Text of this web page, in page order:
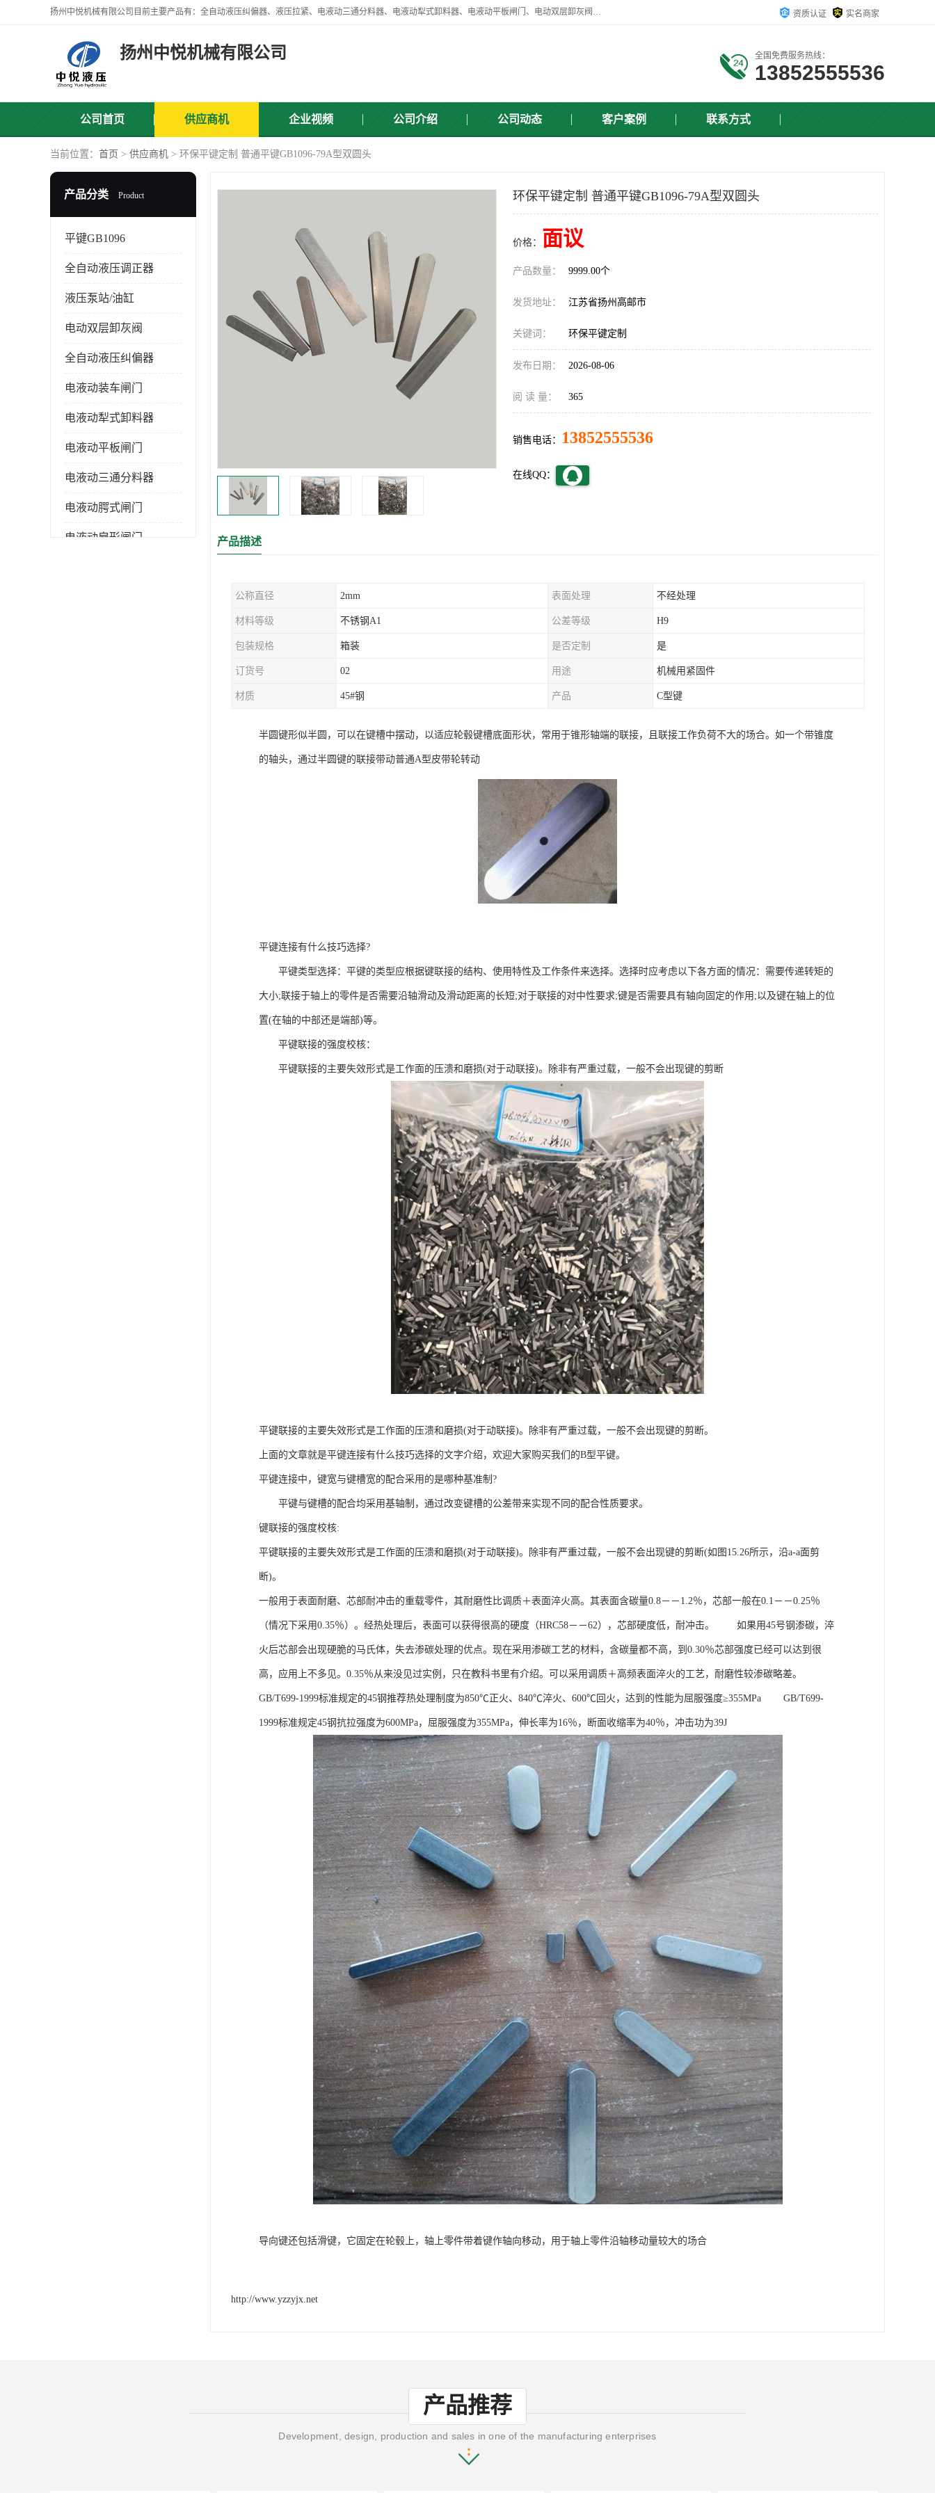
扬州中悦机械有限公司目前主要产品有：全自动液压纠偏器、液压拉紧、电液动三通分料器、电液动犁式卸料器、电液动平板闸门、电动双层卸灰阀、标准件、紧固件、液压泵站、新型电液推杆、皮带全自动液压调正器等，以及除尘通风类百余种产品系列。产品广泛适用于矿山、电力、煤矿、冶金、交通、化工、水利等行业。 资质认证 实名商家
扬州中悦机械有限公司 全国免费服务热线：
13852555536
公司首页 供应商机 企业视频 公司介绍 公司动态 客户案例 联系方式
当前位置： 首页 > 供应商机 > 环保平键定制 普通平键GB1096-79A型双圆头
产品分类 Product
平键GB1096
全自动液压调正器
液压泵站/油缸
电动双层卸灰阀
全自动液压纠偏器
电液动装车闸门
电液动犁式卸料器
电液动平板闸门
电液动三通分料器
电液动腭式闸门
电液动扇形闸门
环保平键定制 普通平键GB1096-79A型双圆头
价格： 面议
产品数量： 9999.00个
发货地址： 江苏省扬州高邮市
关键词： 环保平键定制
发布日期： 2026-08-06
阅 读 量： 365
销售电话： 13852555536
在线QQ：
产品描述
公称直径 2mm 表面处理 不经处理
材料等级 不锈钢A1 公差等级 H9
包装规格 箱装 是否定制 是
订货号 02 用途 机械用紧固件
材质 45#钢 产品 C型键
半圆键形似半圆，可以在键槽中摆动，以适应轮毂键槽底面形状，常用于锥形轴端的联接，且联接工作负荷不大的场合。如一个带锥度
的轴头，通过半圆键的联接带动普通A型皮带轮转动
平键连接有什么技巧选择?
平键类型选择：平键的类型应根据键联接的结构、使用特性及工作条件来选择。选择时应考虑以下各方面的情况：需要传递转矩的
大小;联接于轴上的零件是否需要沿轴滑动及滑动距离的长短;对于联接的对中性要求;键是否需要具有轴向固定的作用;以及键在轴上的位
置(在轴的中部还是端部)等。
平键联接的强度校核：
平键联接的主要失效形式是工作面的压溃和磨损(对于动联接)。除非有严重过载，一般不会出现键的剪断
平键联接的主要失效形式是工作面的压溃和磨损(对于动联接)。除非有严重过载，一般不会出现键的剪断。
上面的文章就是平键连接有什么技巧选择的文字介绍，欢迎大家购买我们的B型平键。
平键连接中，键宽与键槽宽的配合采用的是哪种基准制?
平键与键槽的配合均采用基轴制，通过改变键槽的公差带来实现不同的配合性质要求。
键联接的强度校核:
平键联接的主要失效形式是工作面的压溃和磨损(对于动联接)。除非有严重过载，一般不会出现键的剪断(如图15.26所示，沿a-a面剪
断)。
一般用于表面耐磨、芯部耐冲击的重载零件，其耐磨性比调质＋表面淬火高。其表面含碳量0.8－－1.2％，芯部一般在0.1－－0.25％
（情况下采用0.35％）。经热处理后，表面可以获得很高的硬度（HRC58－－62），芯部硬度低，耐冲击。 如果用45号钢渗碳，淬
火后芯部会出现硬脆的马氏体，失去渗碳处理的优点。现在采用渗碳工艺的材料，含碳量都不高，到0.30％芯部强度已经可以达到很
高，应用上不多见。0.35％从来没见过实例，只在教科书里有介绍。可以采用调质＋高频表面淬火的工艺，耐磨性较渗碳略差。
GB/T699-1999标准规定的45钢推荐热处理制度为850℃正火、840℃淬火、600℃回火，达到的性能为屈服强度≥355MPa GB/T699-
1999标准规定45钢抗拉强度为600MPa，屈服强度为355MPa，伸长率为16％，断面收缩率为40％，冲击功为39J
导向键还包括滑键，它固定在轮毂上，轴上零件带着键作轴向移动，用于轴上零件沿轴移动量较大的场合
http://www.yzzyjx.net
产品推荐
Development, design, production and sales in one of the manufacturing enterprises